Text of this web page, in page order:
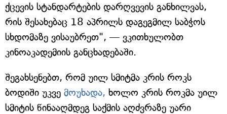
ქცევის სტანდარტების დარღვევის განხილვას,
რის შესახებაც 18 აპრილს დაგეგმილ საბჭოს
სხდომაზე ვისაუბრეთ", — ვკითხულობთ
კინოაკადემიის განცხადებაში.
შეგახსენებთ, რომ უილ სმიტმა კრის როკს
ბოდიში უკვე მოუხადა, ხოლო კრის როკმა უილ
სმიტის წინააღმდეგ საქმის აღძვრაზე უარი